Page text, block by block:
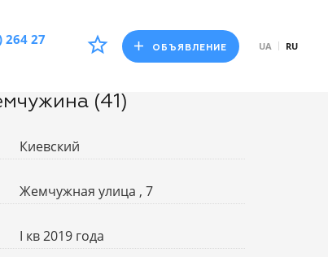
264 27
ОБЪЯВЛЕНИЕ UA RU
(41)
Киевский
Жемчужная улица , 7
I кв 2019 года